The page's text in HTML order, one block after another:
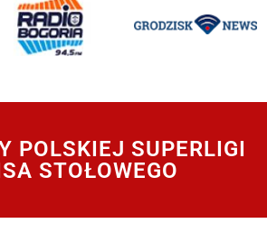
POLSKIEJ SUPERLIGI
STOŁOWEGO